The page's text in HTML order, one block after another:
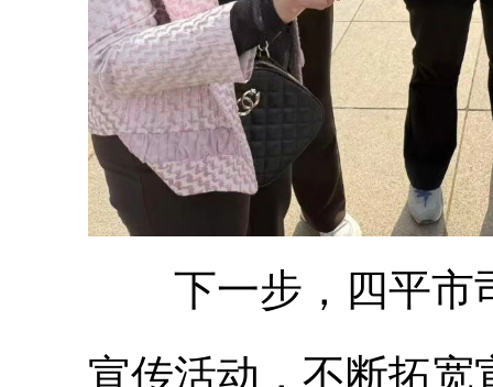
下一步，四平市
宣传活动，不断拓宽